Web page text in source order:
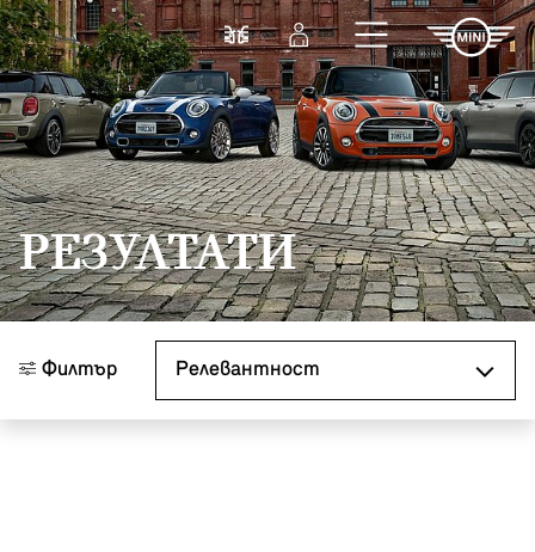
Към основното съдържание
Cравнете
Вход
РЕЗУЛТАТИ
Филтър